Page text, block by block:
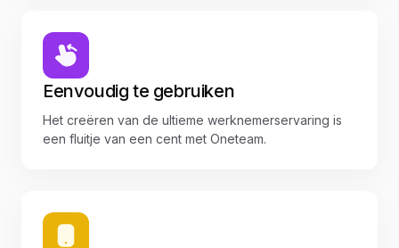
Eenvoudig te gebruiken
Het creëren van de ultieme werknemerservaring is
een fluitje van een cent met Oneteam.